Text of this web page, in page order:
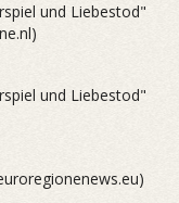
und Liebestod"
und Liebestod"